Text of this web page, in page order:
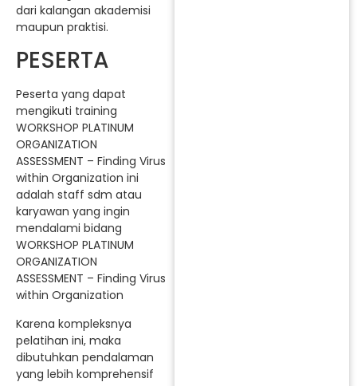
dari kalangan akademisi
maupun praktisi.
PESERTA
Peserta yang dapat
mengikuti training
WORKSHOP PLATINUM
ORGANIZATION
ASSESSMENT – Finding Virus
within Organization ini
adalah staff sdm atau
karyawan yang ingin
mendalami bidang
WORKSHOP PLATINUM
ORGANIZATION
ASSESSMENT – Finding Virus
within Organization
Karena kompleksnya
pelatihan ini, maka
dibutuhkan pendalaman
yang lebih komprehensif